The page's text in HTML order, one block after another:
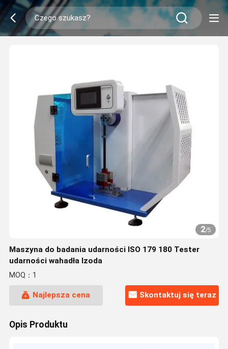
2/5
Maszyna do badania udarności ISO 179 180 Tester
udarności wahadła Izoda
MOQ：1
Najlepsza cena Skontaktuj się teraz
Opis Produktu